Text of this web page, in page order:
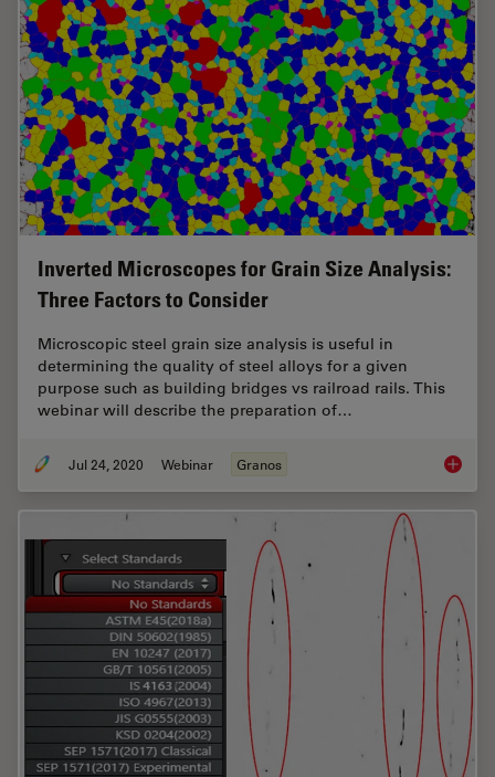
Inverted Microscopes for Grain Size Analysis:
Three Factors to Consider
Microscopic steel grain size analysis is useful in
determining the quality of steel alloys for a given
purpose such as building bridges vs railroad rails. This
webinar will describe the preparation of…
Jul 24, 2020 Webinar Granos